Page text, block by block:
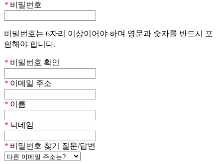
* 비밀번호
비밀번호는 6자리 이상이어야 하며 영문과 숫자를 반드시 포
함해야 합니다.
* 비밀번호 확인
* 이메일 주소
* 이름
* 닉네임
* 비밀번호 찾기 질문/답변